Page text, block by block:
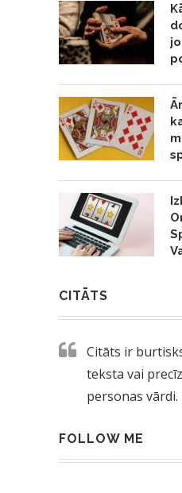
CITĀTS
Citāts ir
teksta vai
personas vārdi.
FOLLOW ME